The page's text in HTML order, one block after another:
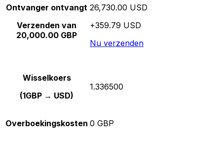
Ontvanger ontvangt
Verzenden van
20,000.00 GBP
26,730.00 USD
+359.79 USD
Nu verzenden
Wisselkoers
(1GBP → USD)
1.336500
Overboekingskosten 0 GBP